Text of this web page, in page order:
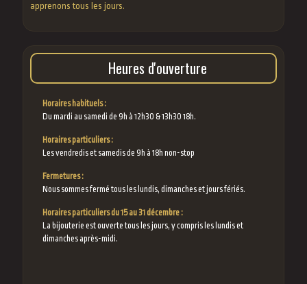
apprenons tous les jours.
Heures d'ouverture
Horaires habituels :
Du mardi au samedi de 9h à 12h30 & 13h30 18h.
Horaires particuliers :
Les vendredis et samedis de 9h à 18h non-stop
Fermetures :
Nous sommes fermé tous les lundis, dimanches et jours fériés.
Horaires particuliers du 15 au 31 décembre :
La bijouterie est ouverte tous les jours, y compris les lundis et
dimanches après-midi.